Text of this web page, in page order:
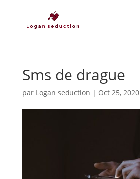
Sms de drague
par Logan seduction | Oct 25, 2020